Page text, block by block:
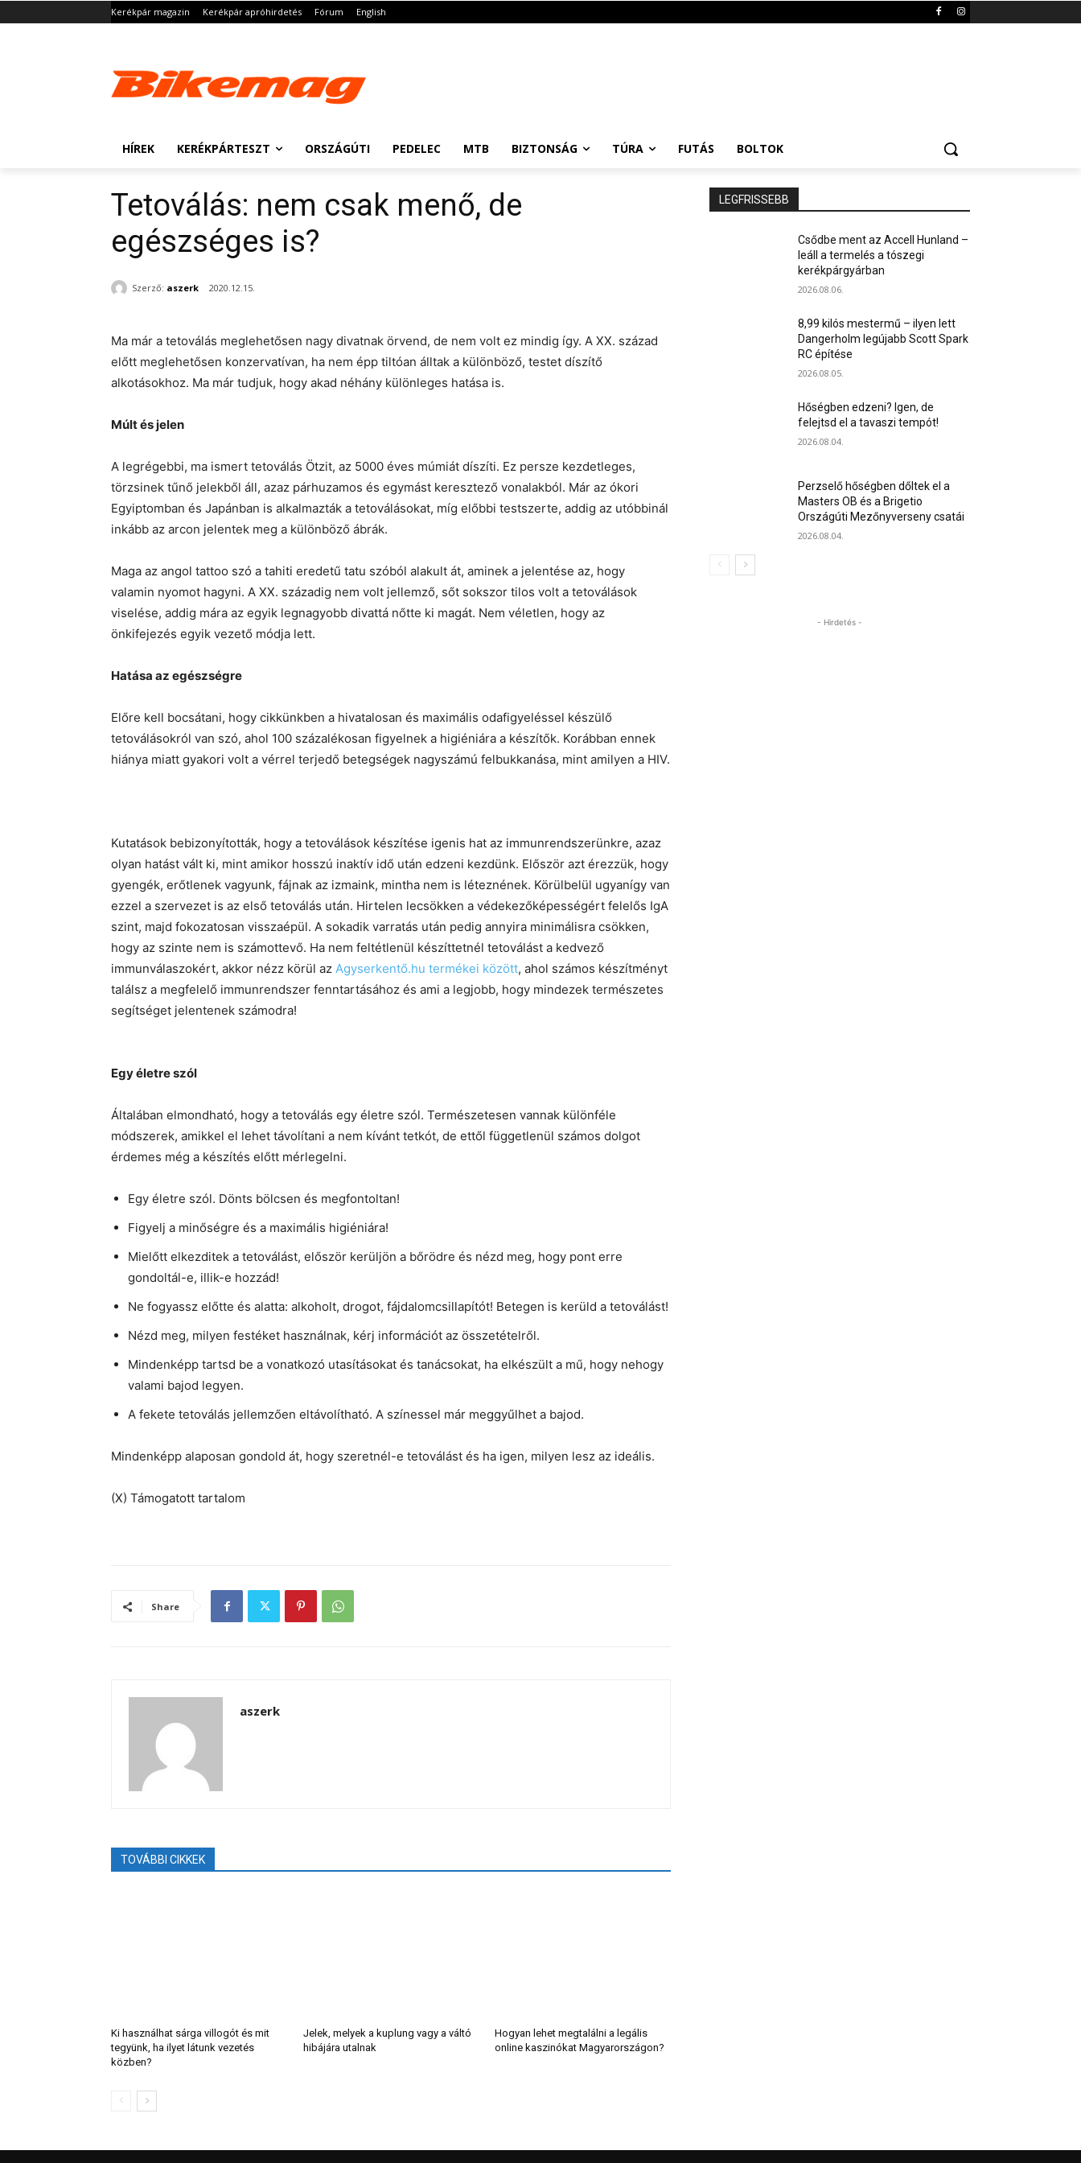
Kerékpár magazin Kerékpár apróhirdetés Fórum English
HÍREK KERÉKPÁRTESZT ORSZÁGÚTI PEDELEC MTB BIZTONSÁG TÚRA FUTÁS BOLTOK
Tetoválás: nem csak menő, de
egészséges is?
Szerző: aszerk 2020.12.15.
Ma már a tetoválás meglehetősen nagy divatnak örvend, de nem volt ez mindig így. A XX. század
előtt meglehetősen konzervatívan, ha nem épp tiltóan álltak a különböző, testet díszítő
alkotásokhoz. Ma már tudjuk, hogy akad néhány különleges hatása is.
Múlt és jelen
A legrégebbi, ma ismert tetoválás Ötzit, az 5000 éves múmiát díszíti. Ez persze kezdetleges,
törzsinek tűnő jelekből áll, azaz párhuzamos és egymást keresztező vonalakból. Már az ókori
Egyiptomban és Japánban is alkalmazták a tetoválásokat, míg előbbi testszerte, addig az utóbbinál
inkább az arcon jelentek meg a különböző ábrák.
Maga az angol tattoo szó a tahiti eredetű tatu szóból alakult át, aminek a jelentése az, hogy
valamin nyomot hagyni. A XX. századig nem volt jellemző, sőt sokszor tilos volt a tetoválások
viselése, addig mára az egyik legnagyobb divattá nőtte ki magát. Nem véletlen, hogy az
önkifejezés egyik vezető módja lett.
Hatása az egészségre
Előre kell bocsátani, hogy cikkünkben a hivatalosan és maximális odafigyeléssel készülő
tetoválásokról van szó, ahol 100 százalékosan figyelnek a higiéniára a készítők. Korábban ennek
hiánya miatt gyakori volt a vérrel terjedő betegségek nagyszámú felbukkanása, mint amilyen a HIV.
Kutatások bebizonyították, hogy a tetoválások készítése igenis hat az immunrendszerünkre, azaz
olyan hatást vált ki, mint amikor hosszú inaktív idő után edzeni kezdünk. Először azt érezzük, hogy
gyengék, erőtlenek vagyunk, fájnak az izmaink, mintha nem is léteznének. Körülbelül ugyanígy van
ezzel a szervezet is az első tetoválás után. Hirtelen lecsökken a védekezőképességért felelős IgA
szint, majd fokozatosan visszaépül. A sokadik varratás után pedig annyira minimálisra csökken,
hogy az szinte nem is számottevő. Ha nem feltétlenül készíttetnél tetoválást a kedvező
immunválaszokért, akkor nézz körül az Agyserkentő.hu termékei között, ahol számos készítményt
találsz a megfelelő immunrendszer fenntartásához és ami a legjobb, hogy mindezek természetes
segítséget jelentenek számodra!
Egy életre szól
Általában elmondható, hogy a tetoválás egy életre szól. Természetesen vannak különféle
módszerek, amikkel el lehet távolítani a nem kívánt tetkót, de ettől függetlenül számos dolgot
érdemes még a készítés előtt mérlegelni.
Egy életre szól. Dönts bölcsen és megfontoltan!
Figyelj a minőségre és a maximális higiéniára!
Mielőtt elkezditek a tetoválást, először kerüljön a bőrödre és nézd meg, hogy pont erre
gondoltál-e, illik-e hozzád!
Ne fogyassz előtte és alatta: alkoholt, drogot, fájdalomcsillapítót! Betegen is kerüld a tetoválást!
Nézd meg, milyen festéket használnak, kérj információt az összetételről.
Mindenképp tartsd be a vonatkozó utasításokat és tanácsokat, ha elkészült a mű, hogy nehogy
valami bajod legyen.
A fekete tetoválás jellemzően eltávolítható. A színessel már meggyűlhet a bajod.
Mindenképp alaposan gondold át, hogy szeretnél-e tetoválást és ha igen, milyen lesz az ideális.
(X) Támogatott tartalom
Share
aszerk
TOVÁBBI CIKKEK
Ki használhat sárga villogót és mit
tegyünk, ha ilyet látunk vezetés
közben?
Jelek, melyek a kuplung vagy a váltó
hibájára utalnak
Hogyan lehet megtalálni a legális
online kaszinókat Magyarországon?
LEGFRISSEBB
Csődbe ment az Accell Hunland –
leáll a termelés a tószegi
kerékpárgyárban
2026.08.06.
8,99 kilós mestermű – ilyen lett
Dangerholm legújabb Scott Spark
RC építése
2026.08.05.
Hőségben edzeni? Igen, de
felejtsd el a tavaszi tempót!
2026.08.04.
Perzselő hőségben dőltek el a
Masters OB és a Brigetio
Országúti Mezőnyverseny csatái
2026.08.04.
- Hirdetés -